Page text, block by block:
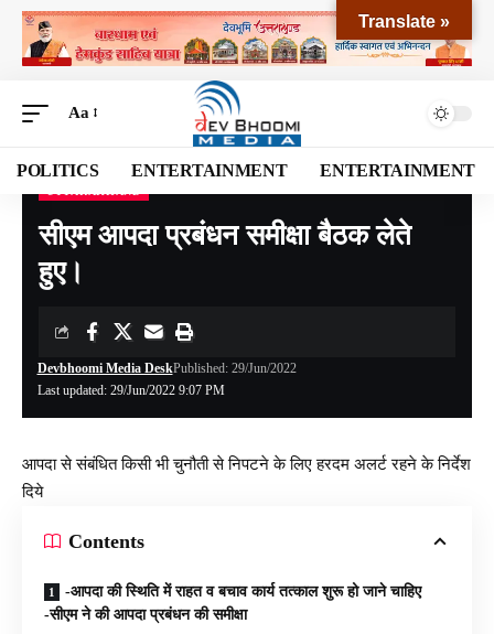
Aa
POLITICS ENTERTAINMENT ENTERTAINMENT
Devbhoomi Media>Blog>NATIONAL>UTTARAKHAND> सीएम आपदा प्रबंधन समीक्षा बैठक लेते हुए।
सीएम आपदा प्रबंधन समीक्षा बैठक लेते
हुए।
Last updated: 29/Jun/2022 9:07 PM
Devbhoomi Media DeskPublished: 29/Jun/2022
आपदा से संबंधित किसी भी चुनौती से निपटने के लिए हरदम अलर्ट रहने के निर्देश
दिये
Contents
-आपदा की स्थिति में राहत व बचाव कार्य तत्काल शुरू हो जाने चाहिए
-सीएम ने की आपदा प्रबंधन की समीक्षा
Translate »